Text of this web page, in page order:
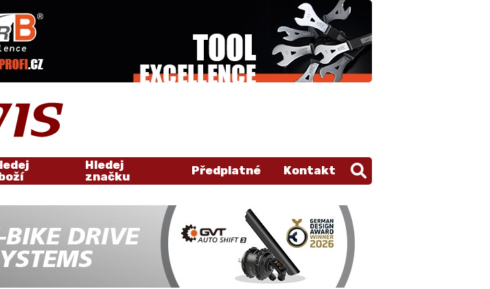
Hledej
značku
Předplatné Kontakt